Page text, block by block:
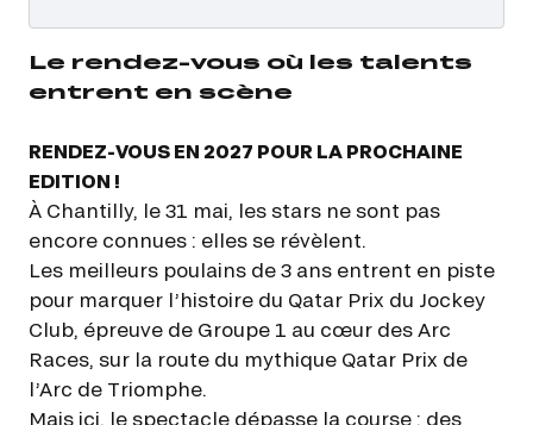
Le rendez-vous où les talents
entrent en scène
RENDEZ-VOUS EN 2027 POUR LA PROCHAINE
EDITION !
À Chantilly, le 31 mai, les stars ne sont pas
encore connues : elles se révèlent.
Les meilleurs poulains de 3 ans entrent en piste
pour marquer l’histoire du Qatar Prix du Jockey
Club, épreuve de Groupe 1 au cœur des Arc
Races, sur la route du mythique Qatar Prix de
l’Arc de Triomphe.
Mais ici, le spectacle dépasse la course : des